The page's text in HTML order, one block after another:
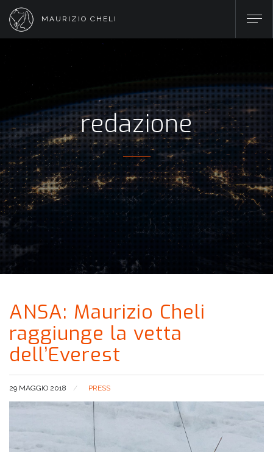
MAURIZIO CHELI
redazione
ANSA: Maurizio Cheli
raggiunge la vetta
dell’Everest
29 MAGGIO 2018 PRESS